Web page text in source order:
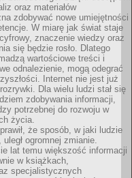
oraz materiałów
zdobywać nowe umiejętności
W miarę jak świat staje
znaczenie wiedzy oraz
się będzie rosło. Dlatego
wartościowe treści i
odnalezienie, mogą odegrać
Internet nie jest już
Dla wielu ludzi stał się
zdobywania informacji,
potrzebnej do rozwoju w
życia.
że sposób, w jaki ludzie
ogromnej zmianie.
lat temu większość informacji
w książkach,
specjalistycznych